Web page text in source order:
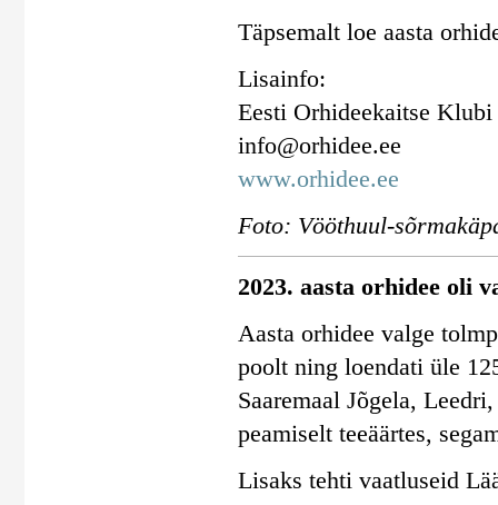
Täpsemalt loe aasta
Lisainfo:
Eesti Orhideekaitse Klubi
info@orhidee.ee
www.orhidee.ee
Foto: Vööthuul-
2023. aasta orhidee oli
Aasta orhidee valge
poolt ning loendati üle
Saaremaal Jõgela,
peamiselt teeäärtes,
Lisaks tehti vaatluseid